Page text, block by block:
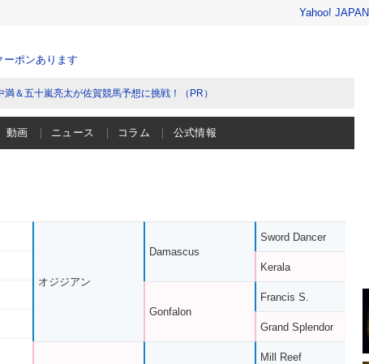
Yahoo! JAPAN
ーポンあります
満＆五十嵐亮太が佐賀競馬予想に挑戦！（PR）
動画 ニュース コラム 公式情報
オジジアン
Damascus
Gonfalon
Sword Dancer
Kerala
Francis S.
Grand Splendor
Mill Reef